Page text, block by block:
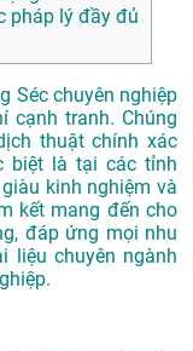
pháp lý đầy đủ
Séc chuyên nghiệp
cạnh tranh. Chúng
thuật chính xác
biệt là tại các tỉnh
kinh nghiệm và
kết mang đến cho
đáp ứng mọi nhu
liệu chuyên ngành